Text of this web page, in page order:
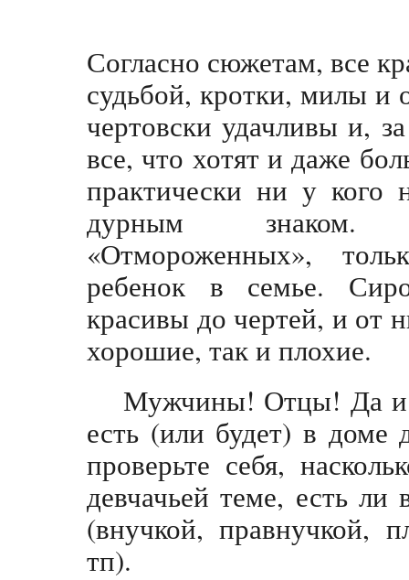
Согласно сюжетам, все
судьбой, кротки, милы и
чертовски удачливы и,
все, что хотят и даже
практически ни у кого
дурным знаком.
«Отмороженных»,
ребенок в семье.
красивы до чертей, и от
хорошие, так и плохие.
Мужчины! Отцы! Да и
есть (или будет) в доме
проверьте себя,
девчачьей теме, есть
(внучкой, правнучкой,
тп).